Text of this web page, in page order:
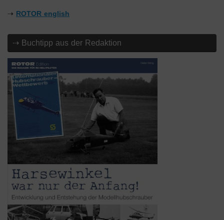
⇢ ROTOR english
⇢ Buchtipp aus der Redaktion